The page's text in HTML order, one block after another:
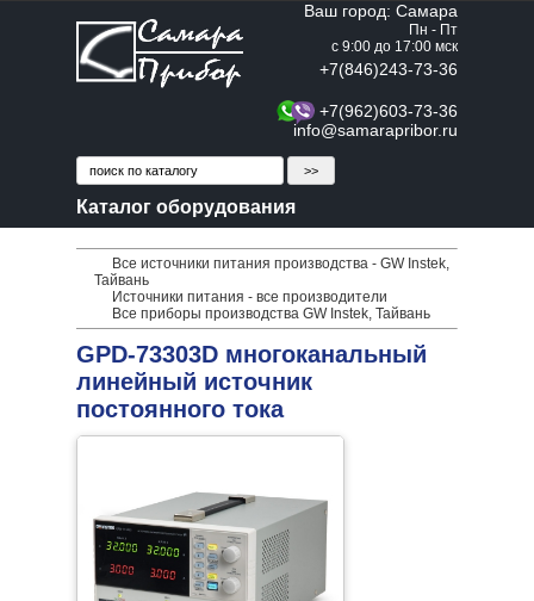
Ваш город: Самара
Пн - Пт
с 9:00 до 17:00 мск
+7(846)243-73-36
+7(962)603-73-36
info@samarapribor.ru
Каталог оборудования
Все источники питания производства - GW Instek,
Тайвань
Источники питания - все производители
Все приборы производства GW Instek, Тайвань
GPD-73303D многоканальный
линейный источник
постоянного тока